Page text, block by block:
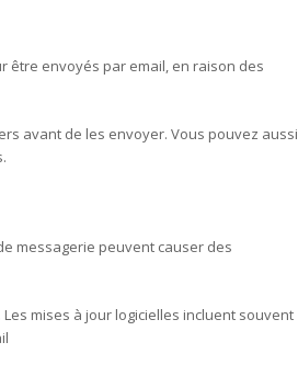
être envoyés par email, en raison des
avant de les envoyer. Vous pouvez aussi
messagerie peuvent causer des
mises à jour logicielles incluent souvent